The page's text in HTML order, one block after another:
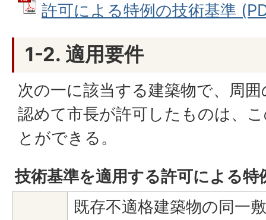
許可による特例の技術基準
1-2. 適用要件
次の一に該当する建築物で、周
認めて市長が許可したものは、
とができる。
技術基準を適用する許可による特
既存不適格建築物の同一